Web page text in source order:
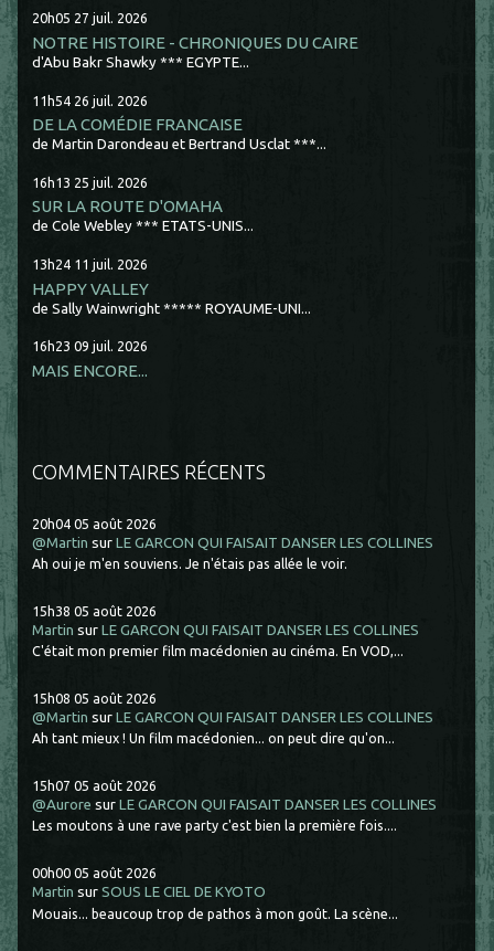
20h05 27 juil. 2026
NOTRE HISTOIRE - CHRONIQUES DU CAIRE
d'Abu Bakr Shawky *** EGYPTE...
11h54 26 juil. 2026
DE LA COMÉDIE FRANCAISE
de Martin Darondeau et Bertrand Usclat ***...
16h13 25 juil. 2026
SUR LA ROUTE D'OMAHA
de Cole Webley *** ETATS-UNIS...
13h24 11 juil. 2026
HAPPY VALLEY
de Sally Wainwright ***** ROYAUME-UNI...
16h23 09 juil. 2026
MAIS ENCORE...
COMMENTAIRES RÉCENTS
20h04 05 août 2026
@Martin surLE GARCON QUI FAISAIT DANSER LES COLLINES
Ah oui je m'en souviens. Je n'étais pas allée le voir.
15h38 05 août 2026
Martin surLE GARCON QUI FAISAIT DANSER LES COLLINES
C'était mon premier film macédonien au cinéma. En VOD,...
15h08 05 août 2026
@Martin surLE GARCON QUI FAISAIT DANSER LES COLLINES
Ah tant mieux ! Un film macédonien... on peut dire qu'on...
15h07 05 août 2026
@Aurore surLE GARCON QUI FAISAIT DANSER LES COLLINES
Les moutons à une rave party c'est bien la première fois....
00h00 05 août 2026
Martin surSOUS LE CIEL DE KYOTO
Mouais... beaucoup trop de pathos à mon goût. La scène...